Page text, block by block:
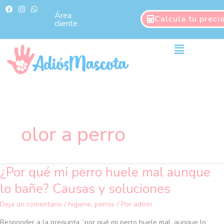
F
a
b
k
I
n
a
g
a
m
W
h
s
p
p
Área
cliente Calcula tu
Main
olor a perro
¿Por qué mi perro huele mal aunque
lo bañe? Causas y soluciones
Deja un comentario / higiene, perros / Por admin
¿Por
qué
mi
perro